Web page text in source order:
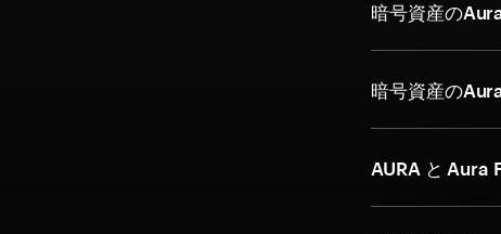
暗号資産の
暗号資産の
AURA と Aura